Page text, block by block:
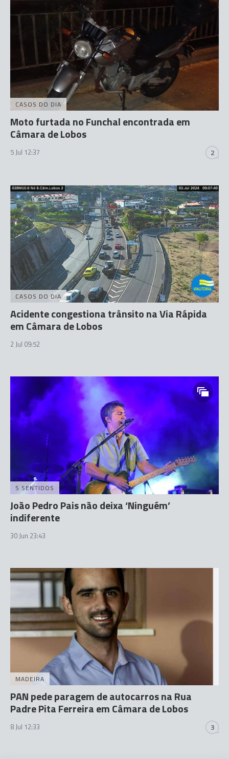
CASOS DO DIA
Moto furtada no Funchal encontrada em
Câmara de Lobos
5 Jul 12:37 2
CASOS DO DIA
Acidente congestiona trânsito na Via Rápida
em Câmara de Lobos
2 Jul 09:52
5 SENTIDOS
João Pedro Pais não deixa ‘Ninguém’
indiferente
30 Jun 23:43
MADEIRA
PAN pede paragem de autocarros na Rua
Padre Pita Ferreira em Câmara de Lobos
8 Jul 12:33 3